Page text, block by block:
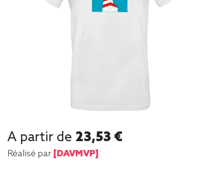
A partir de 23,53 €
Réalisé par [DAVMVP]